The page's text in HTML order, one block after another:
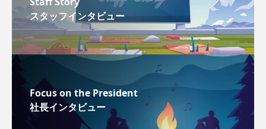
スタッフインタビュー
Focus on the President
社長インタビュー